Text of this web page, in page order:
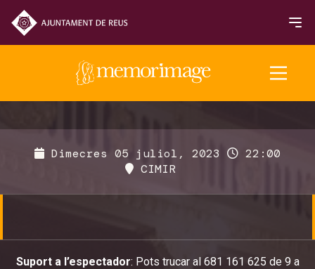
Edició 2025
Dimecres 05 juliol, 2023
22:00
CIMIR
Suport a l’espectador: Pots trucar al 681 161 625 de 9 a